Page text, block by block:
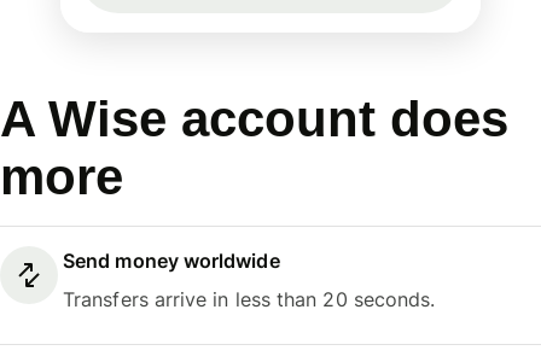
A Wise account does
more
Send money worldwide
Transfers arrive in less than 20 seconds.